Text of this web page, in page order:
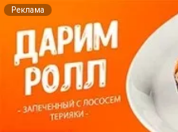
Реклама